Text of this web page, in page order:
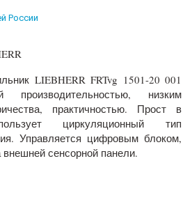
России
LIEBHERR FRTvg 1501-20 001
производительностью, низким
практичностью. Прост в
циркуляционный тип
Управляется цифровым блоком,
внешней сенсорной панели.